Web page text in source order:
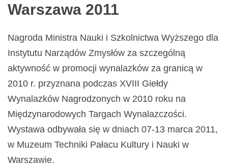
Warszawa 2011
Nagroda Ministra Nauki i Szkolnictwa Wyższego dla
Instytutu Narządów Zmysłów za szczególną
aktywność w promocji wynalazków za granicą w
2010 r. przyznana podczas XVIII Giełdy
Wynalazków Nagrodzonych w 2010 roku na
Międzynarodowych Targach Wynalazczości.
Wystawa odbywała się w dniach 07-13 marca 2011,
w Muzeum Techniki Pałacu Kultury i Nauki w
Warszawie.